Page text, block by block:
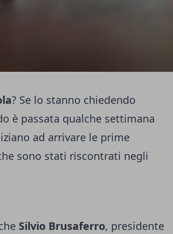
? Se lo stanno chiedendo
è passata qualche settimana
ad arrivare le prime
sono stati riscontrati negli
Silvio Brusaferro, presidente